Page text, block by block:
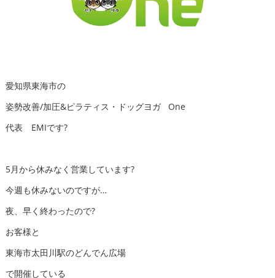
愛知県東海市の
姿勢改善/加圧&ピラティス・ドッグヨガ One
代表 EMIです?
5月から休みなく営業しています?
今週も休みないのですが…
夜、早く終わったので?
お客様と
東海市太田川駅のどんでん広場
で開催している